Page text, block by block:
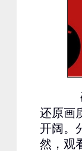
硬
还原画
开阔。
然，观